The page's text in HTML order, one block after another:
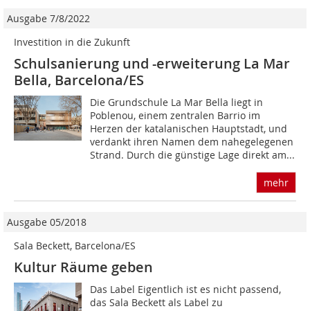
Ausgabe 7/8/2022
Investition in die Zukunft
Schulsanierung und -erweiterung La Mar
Bella, Barcelona/ES
Die Grundschule La Mar Bella liegt in
Poblenou, einem zentralen Barrio im
Herzen der katalanischen Hauptstadt, und
verdankt ihren Namen dem nahegelegenen
Strand. Durch die günstige Lage direkt am...
mehr
Ausgabe 05/2018
Sala Beckett, Barcelona/ES
Kultur Räume geben
Das Label Eigentlich ist es nicht passend,
das Sala Beckett als Label zu